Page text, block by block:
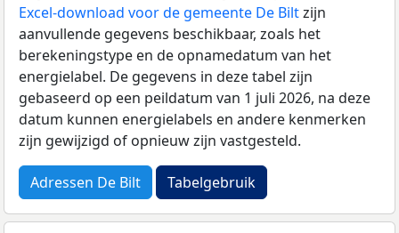
Excel-download voor de gemeente De Biltzijn
aanvullende gegevens beschikbaar, zoals het
berekeningstype en de opnamedatum van het
energielabel. De gegevens in deze tabel zijn
gebaseerd op een peildatum van 1 juli 2026, na deze
datum kunnen energielabels en andere kenmerken
zijn gewijzigd of opnieuw zijn vastgesteld.
Adressen De Bilt Tabelgebruik